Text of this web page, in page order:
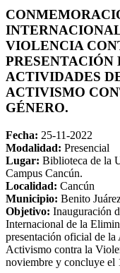
VIOLENCIA
PRESENTACIÓN
ACTIVIDADES
ACTIVISMO
GÉNERO.
Fecha: 25-11-2022
Modalidad: Presencial
Lugar: Biblioteca de la
Campus Cancún.
Localidad: Cancún
Municipio: Benito
Objetivo: Inauguración
Internacional de la
presentación oficial de la
Activismo contra la
noviembre y concluye el